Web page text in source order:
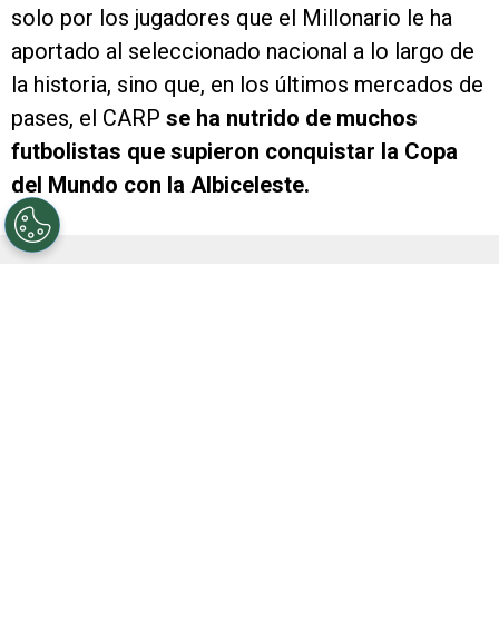
solo por los jugadores que el Millonario le ha
aportado al seleccionado nacional a lo largo de
la historia, sino que, en los últimos mercados de
pases, el CARP se ha nutrido de muchos
futbolistas que supieron conquistar la Copa
del Mundo con la Albiceleste.